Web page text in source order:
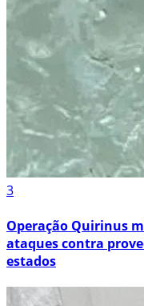
3
Operação Quirinus
ataques contra
estados